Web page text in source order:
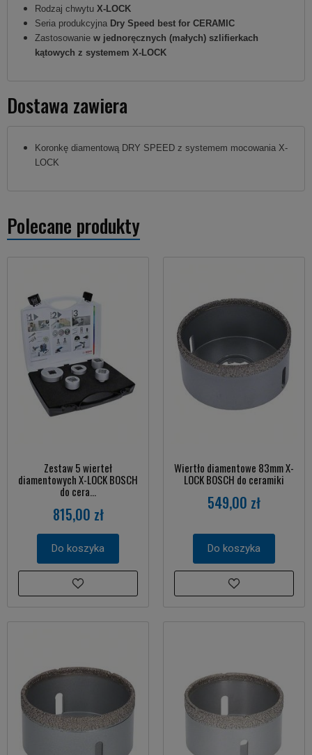
Rodzaj chwytu X-LOCK
Seria produkcyjna Dry Speed best for CERAMIC
Zastosowanie w jednoręcznych (małych) szlifierkach
kątowych z systemem X-LOCK
Dostawa zawiera
Koronkę diamentową DRY SPEED z systemem mocowania X-
LOCK
Polecane produkty
Zestaw 5 wierteł
diamentowych X-LOCK BOSCH
do cera...
815,00 zł
Do koszyka
Wiertło diamentowe 83mm X-
LOCK BOSCH do ceramiki
549,00 zł
Do koszyka